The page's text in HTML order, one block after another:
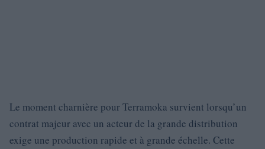
Le moment charnière pour Terramoka survient lorsqu’un
contrat majeur avec un acteur de la grande distribution
exige une production rapide et à grande échelle. Cette